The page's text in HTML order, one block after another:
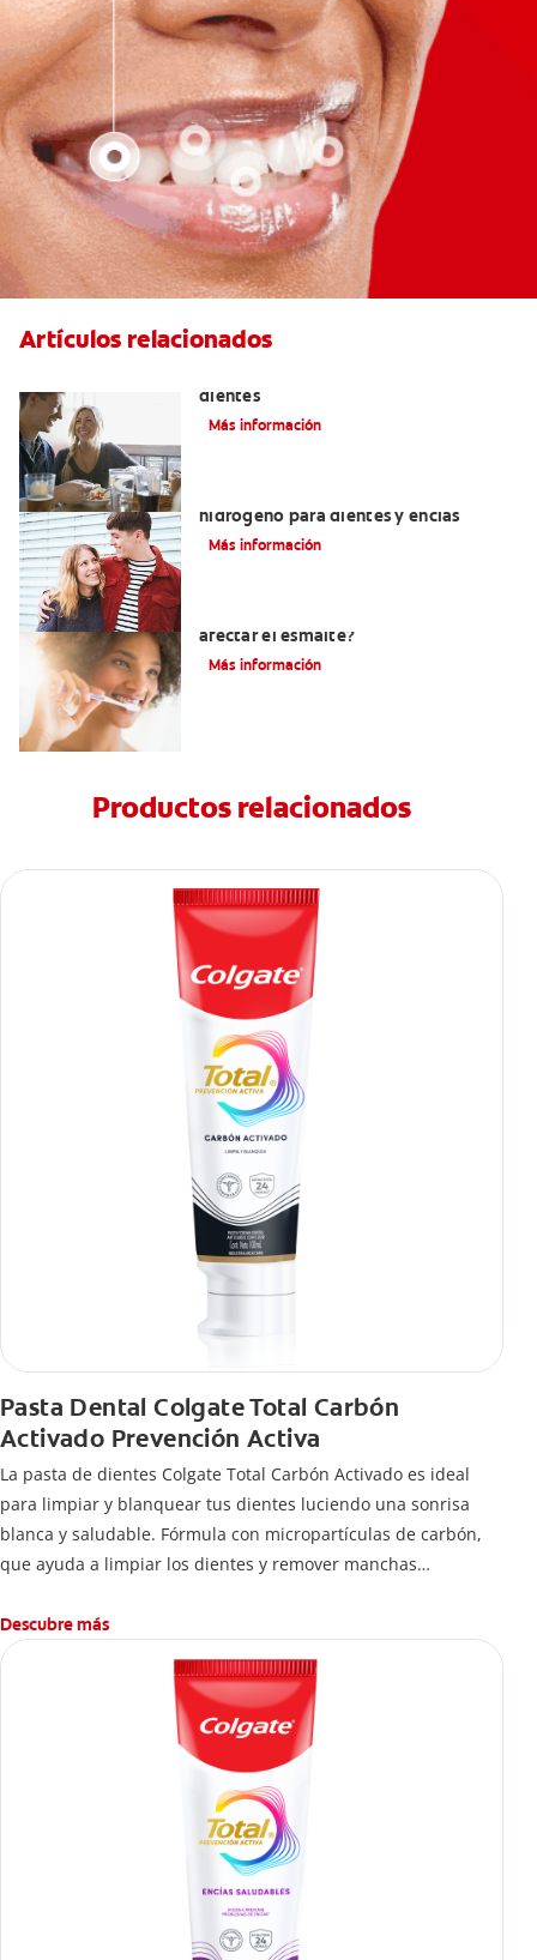
Artículos relacionados
dientes
Más información
hidrógeno para dientes y encías
Más información
afectar el esmalte?
Más información
Productos relacionados
Pasta Dental Colgate Total Carbón
Activado Prevención Activa
La pasta de dientes Colgate Total Carbón Activado es ideal
para limpiar y blanquear tus dientes luciendo una sonrisa
blanca y saludable. Fórmula con micropartículas de carbón,
que ayuda a limpiar los dientes y remover manchas
¿Qué hace el carbón activado en una pasta dental y por qué
se usa para ayudar a remover manchas superficiales?
También encontrarás cómo incluirla en tu rutina, en casa o de
viaje, con tips de cepillado para una sonrisa sana.
Descubre más